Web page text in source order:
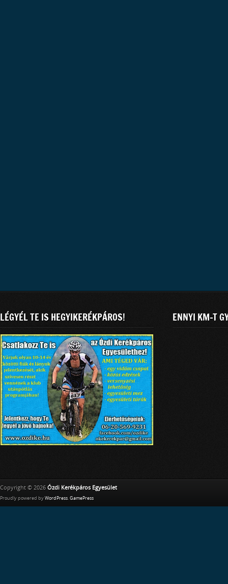
LÉGYÉL TE IS HEGYIKERÉKPÁROS! ENNYI KM-T
Copyright © 2026 Ózdi Kerékpáros Egyesület
Proudly powered by WordPress. GamePress